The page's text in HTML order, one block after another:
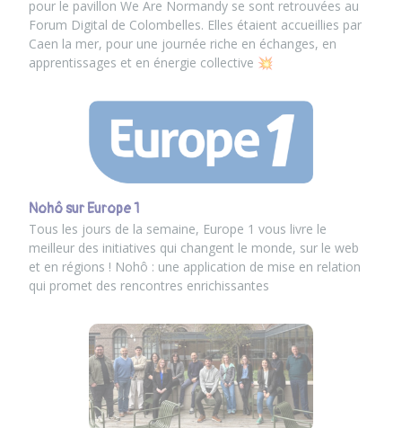
pour le pavillon We Are Normandy se sont retrouvées au
Forum Digital de Colombelles. Elles étaient accueillies par
Caen la mer, pour une journée riche en échanges, en
apprentissages et en énergie collective 💥
Nohô sur Europe 1
Tous les jours de la semaine, Europe 1 vous livre le
meilleur des initiatives qui changent le monde, sur le web
et en régions ! Nohô : une application de mise en relation
qui promet des rencontres enrichissantes